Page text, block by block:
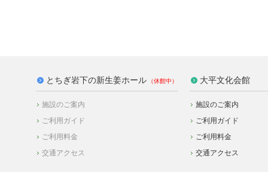
とちぎ岩下の新生姜ホール
施設のご案内
ご利用ガイド
ご利用料金
交通アクセス
大平文化会館
施設のご案内
ご利用ガイド
ご利用料金
交通アクセス